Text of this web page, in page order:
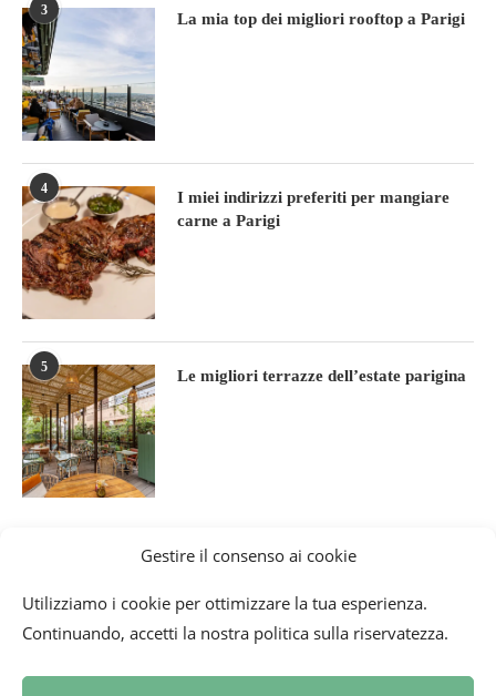
Gestire il consenso ai cookie
Utilizziamo i cookie per ottimizzare la tua esperienza.
Continuando, accetti la nostra politica sulla riservatezza.
3
La mia top dei migliori rooftop a Parigi
4
I miei indirizzi preferiti per mangiare
carne a Parigi
5
Le migliori terrazze dell’estate parigina